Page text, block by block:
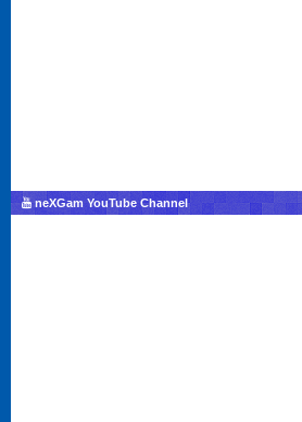
neXGam YouTube Channel